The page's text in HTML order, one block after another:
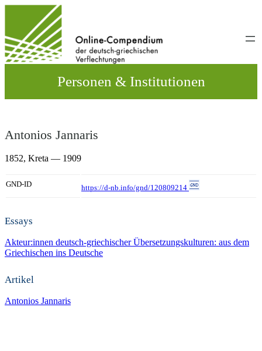
wechseln
Personen & Institutionen
Antonios Jannaris
1852, Kreta — 1909
GND-ID https://d-nb.info/gnd/120809214
Essays
Akteur:innen deutsch-griechischer Übersetzungskulturen: aus dem
Griechischen ins Deutsche
Artikel
Antonios Jannaris